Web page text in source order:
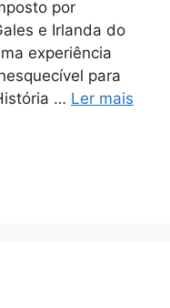
por
e Irlanda do
experiência
para
… Ler mais